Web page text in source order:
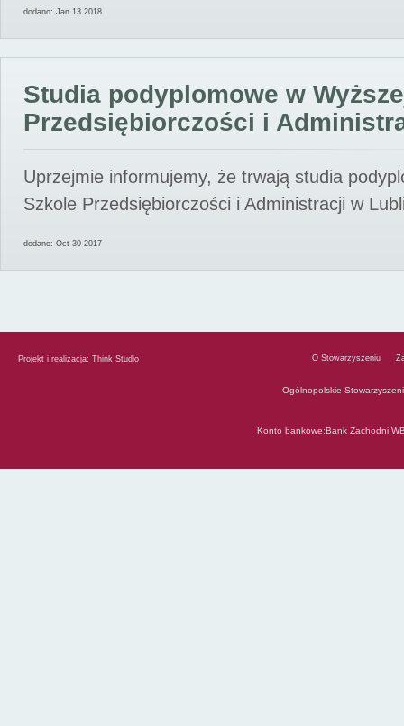
dodano: Jan 13 2018
Studia podyplomowe w
Przedsiębiorczości i
Uprzejmie informujemy, że trwają studia
Szkole Przedsiębiorczości i Administracji w
dodano: Oct 30 2017
Projekt i realizacja: Think Studio O Stowarzyszeniu
Ogólnopolskie
Konto bankowe:Bank Zachodni